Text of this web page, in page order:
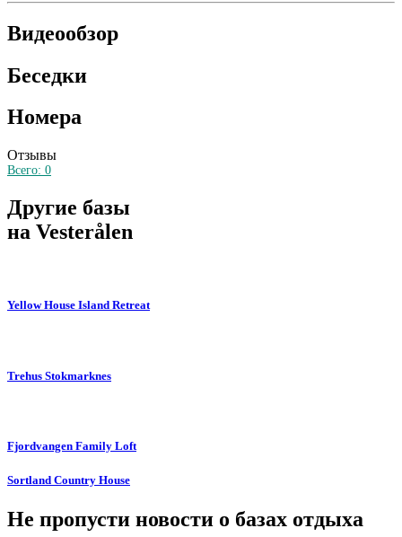
Видеообзор
Беседки
Номера
Отзывы
Всего: 0
Другие базы
на Vesterålen
Yellow House Island Retreat
Trehus Stokmarknes
Fjordvangen Family Loft
Sortland Country House
Не пропусти новости о базах отдыха